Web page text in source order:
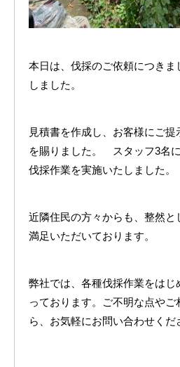
本日は、伐採のご依頼につきま
しました。
見積書を作成し、お客様にご
を賜りました。 スタッフ3名に
伐採作業を実施いたしました。
近隣住民の方々からも、整然
満足いただいております。
弊社では、各種伐採作業をはじ
っております。ご不明な点やご
ら、お気軽にお問い合わせくだ